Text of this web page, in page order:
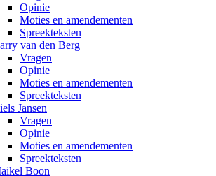
Opinie
Moties en amendementen
Spreekteksten
van den Berg
Vragen
Opinie
Moties en amendementen
Spreekteksten
Jansen
Vragen
Opinie
Moties en amendementen
Spreekteksten
Boon